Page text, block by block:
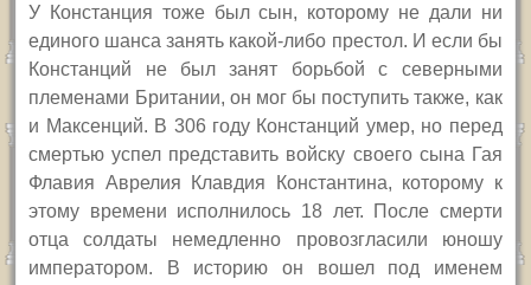
У Констанция тоже был сын, которому не дали ни
единого шанса занять какой-либо престол. И если бы
Констанций не был занят борьбой с северными
племенами Британии, он мог бы поступить также, как
и Максенций. В 306 году Констанций умер, но перед
смертью успел представить войску своего сына Гая
Флавия Аврелия Клавдия Константина, которому к
этому времени исполнилось 18 лет. После смерти
отца солдаты немедленно провозгласили юношу
императором. В историю он вошел под именем